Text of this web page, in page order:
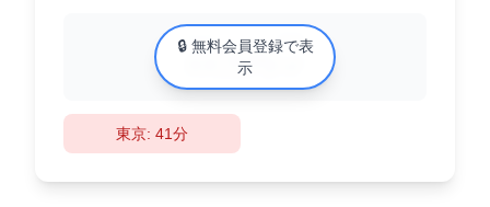
中古マンション相場
XX万円/㎡
🔒 無料会員登録で表
示
東京: 41分